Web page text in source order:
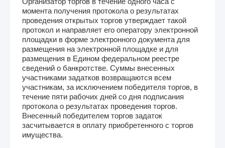
момента получения протокола о результатах
проведения открытых торгов утверждает такой
протокол и направляет его оператору электронной
площадки в форме электронного документа для
размещения на электронной площадке и для
размещения в Едином федеральном реестре
сведений о банкротстве. Суммы внесенных
участниками задатков возвращаются всем
участникам, за исключением победителя торгов, в
течение пяти рабочих дней со дня подписания
протокола о результатах проведения торгов.
Внесенный победителем торгов задаток
засчитывается в оплату приобретенного с торгов
имущества.